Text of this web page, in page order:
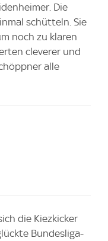
Die
schütteln. Sie
noch zu klaren
cleverer und
alle
die Kiezkicker
Bundesliga-